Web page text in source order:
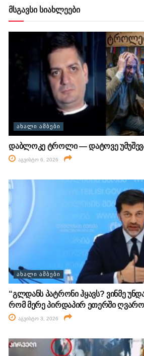
მსგავსი სიახლეები
ᲐᲮᲐᲚᲘ ᲐᲛᲑᲔᲑᲘ
დაბლოკე ტროლი — დატოვე
აგვისტო 6, 2026
ᲐᲮᲐᲚᲘ ᲐᲛᲑᲔᲑᲘ
“გლდანს პატრონი ჰყავს? ვინმე
რომ მერე პირდაპირ ეთერში
აგვისტო 3, 2026